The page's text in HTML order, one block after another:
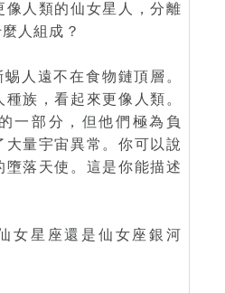
像人類的仙女星人，分離
人組成？
人遠不在食物鏈頂層。
族，看起來更像人類。
一部分，但他們極為負
大量宇宙異常。你可以說
墮落天使。這是你能描述
女星座還是仙女座銀河